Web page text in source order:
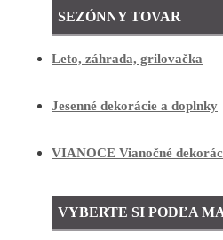
SEZÓNNY TOVAR
Leto, záhrada, grilovačka
Jesenné dekorácie a doplnky
VIANOCE Vianočné
VYBERTE SI PODĽA